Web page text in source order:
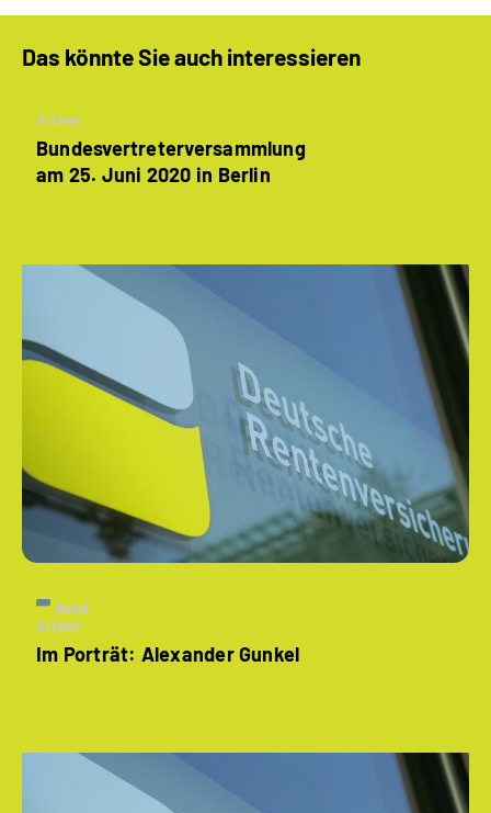
Das könnte Sie auch interessieren
Artikel
Bundesvertreter­versammlung
am 25. Juni 2020 in Berlin
Bund
Artikel
Im Porträt: Alexander Gunkel